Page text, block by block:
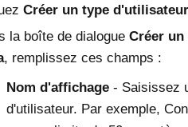
Créer un type d'utilisateur
la boîte de dialogue Créer
, remplissez ces champs :
Nom d'affichage- Saisissez
d'utilisateur. Par exemple,